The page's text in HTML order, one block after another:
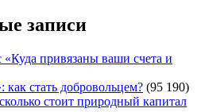
записи
«Куда привязаны ваши счета и
стать добровольцем? (95 190)
стоит природный капитал